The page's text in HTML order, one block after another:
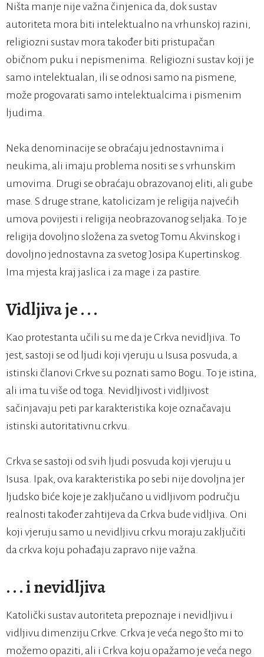
Ništa manje nije važna činjenica da, dok sustav
autoriteta mora biti intelektualno na vrhunskoj razini,
religiozni sustav mora također biti pristupačan
običnom puku i nepismenima. Religiozni sustav koji je
samo intelektualan, ili se odnosi samo na pismene,
može progovarati samo intelektualcima i pismenim
ljudima.
Neka denominacije se obraćaju jednostavnima i
neukima, ali imaju problema nositi se s vrhunskim
umovima. Drugi se obraćaju obrazovanoj eliti, ali gube
mase. S druge strane, katolicizam je religija najvećih
umova povijesti i religija neobrazovanog seljaka. To je
religija dovoljno složena za svetog Tomu Akvinskog i
dovoljno jednostavna za svetog Josipa Kupertinskog.
Ima mjesta kraj jaslica i za mage i za pastire.
Vidljiva je . . .
Kao protestanta učili su me da je Crkva nevidljiva. To
jest, sastoji se od ljudi koji vjeruju u Isusa posvuda, a
istinski članovi Crkve su poznati samo Bogu. To je istina,
ali ima tu više od toga. Nevidljivost i vidljivost
sačinjavaju peti par karakteristika koje označavaju
istinski autoritativnu crkvu.
Crkva se sastoji od svih ljudi posvuda koji vjeruju u
Isusa. Ipak, ova karakteristika po sebi nije dovoljna jer
ljudsko biće koje je zaključano u vidljivom području
realnosti također zahtijeva da Crkva bude vidljiva. Oni
koji vjeruju samo u nevidljivu crkvu moraju zaključiti
da crkva koju pohađaju zapravo nije važna.
. . . i nevidljiva
Katolički sustav autoriteta prepoznaje i nevidljivu i
vidljivu dimenziju Crkve. Crkva je veća nego što mi to
možemo opaziti, ali i Crkva koju opažamo je veća nego